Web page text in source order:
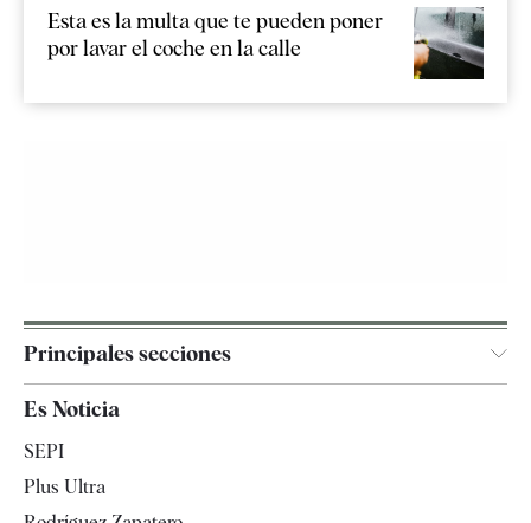
Esta es la multa que te pueden poner
por lavar el coche en la calle
Principales secciones
España
Es Noticia
SEPI
Plus Ultra